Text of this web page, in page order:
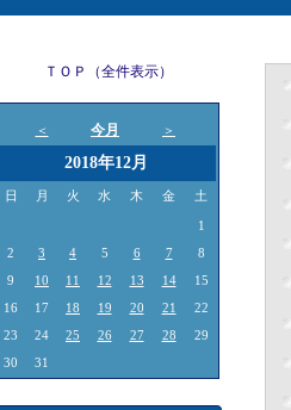
ＴＯＰ（全件表示）
＜ 今月 ＞
2018年12月
日 月 火 水 木 金 土
1
2
3 4 5 6 7
8
9
10 11 12 13 14
15
16
17 18 19 20 21
22
23
24 25 26 27 28
29
30
31